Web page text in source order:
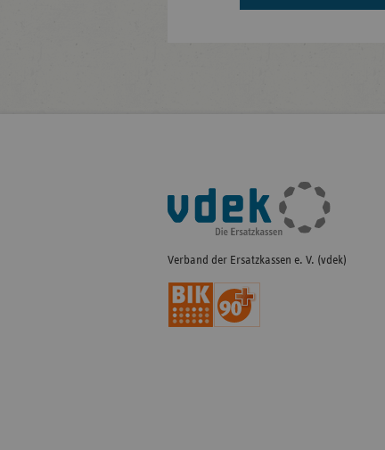
Fußleisten-
Navigation
Verband der Ersatzkassen e. V. (vdek)